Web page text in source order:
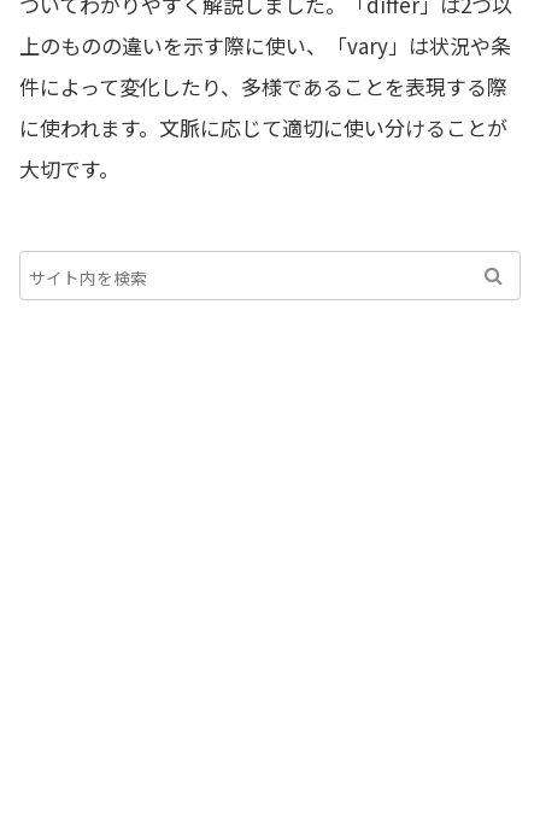
上のものの違いを示す際に使い、「vary」は状況や条
件によって変化したり、多様であることを表現する際
に使われます。文脈に応じて適切に使い分けることが
大切です。